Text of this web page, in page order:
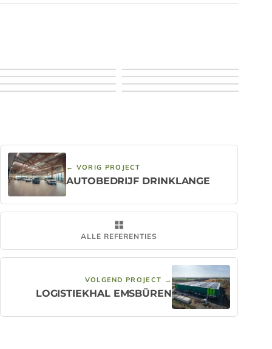
← VORIG PROJECT
AUTOBEDRIJF DRINKLANGE
ALLE REFERENTIES
VOLGEND PROJECT →
LOGISTIEKHAL EMSBÜREN